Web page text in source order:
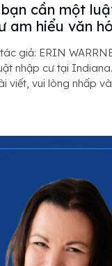
cần một
am hiểu văn
giả: ERIN
nhập cư tại
viết, vui lòng nhấp